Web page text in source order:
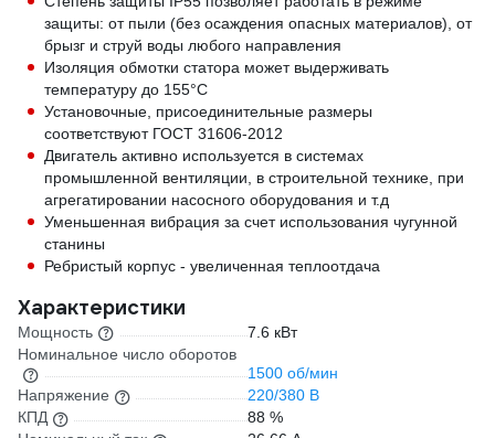
защиты: от пыли (без осаждения опасных материалов), от
брызг и струй воды любого направления
Изоляция обмотки статора может выдерживать
температуру до 155°С
Установочные, присоединительные размеры
соответствуют ГОСТ 31606-2012
Двигатель активно используется в системах
промышленной вентиляции, в строительной технике, при
агрегатировании насосного оборудования и т.д
Уменьшенная вибрация за счет использования чугунной
станины
Ребристый корпус - увеличенная теплоотдача
Характеристики
Мощность
7.6 кВт
Номинальное число оборотов
1500 об/мин
Напряжение
220/380 В
КПД
88 %